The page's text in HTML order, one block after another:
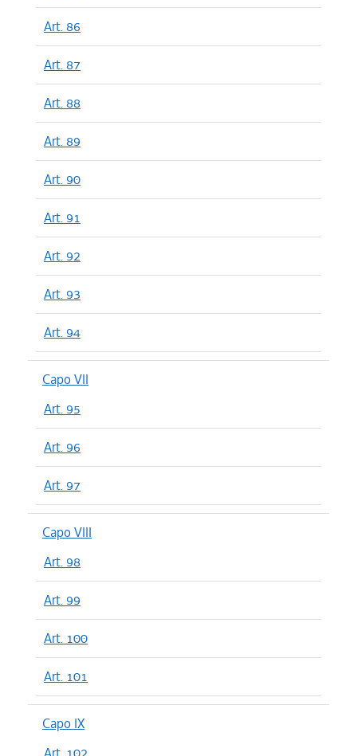
Art. 86
Art. 87
Art. 88
Art. 89
Art. 90
Art. 91
Art. 92
Art. 93
Art. 94
Capo VII
Art. 95
Art. 96
Art. 97
Capo VIII
Art. 98
Art. 99
Art. 100
Art. 101
Capo IX